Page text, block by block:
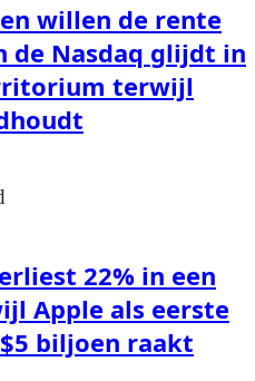
willen de rente
de Nasdaq glijdt in
terwijl
22% in een
Apple als eerste
biljoen raakt